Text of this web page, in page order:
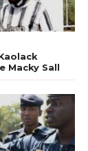
Sall